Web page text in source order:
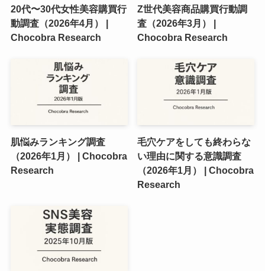
20代〜30代女性美容購買行
動調査（2026年4月） |
Chocobra Research
Z世代美容商品購買行動調
査（2026年3月） |
Chocobra Research
肌悩みランキング調査
（2026年1月） | Chocobra
Research
毛穴ケアをしても終わらな
い理由に関する意識調査
（2026年1月） | Chocobra
Research